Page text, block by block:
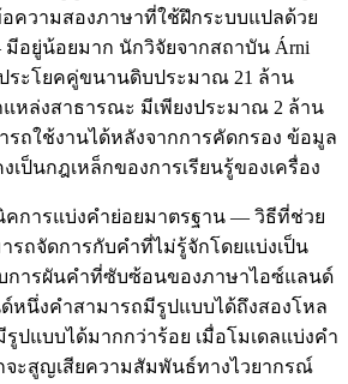
วามสองภาษาที่ใช้ฝึกระบบแปลด้วย
อยู่น้อยมาก นักวิจัยจากสถาบัน Árni
ประโยคคู่ขนานดิบประมาณ 21 ล้าน
หล่งสาธารณะ มีเพียงประมาณ 2 ล้าน
รถใช้งานได้หลังจากการคัดกรอง ข้อมูล
เป็นกฎเหล็กของการเรียนรู้ของเครื่อง
คการแบ่งคำย่อยมาตรฐาน — วิธีที่ช่วย
รถจัดการกับคำที่ไม่รู้จักโดยแบ่งเป็น
ารผันคำที่ซับซ้อนของภาษาไอซ์แลนด์
หนึ่งคำสามารถมีรูปแบบได้ถึงสองโหล
ปแบบได้มากกว่าร้อย เมื่อโมเดลแบ่งคำ
จะสูญเสียความสัมพันธ์ทางไวยากรณ์